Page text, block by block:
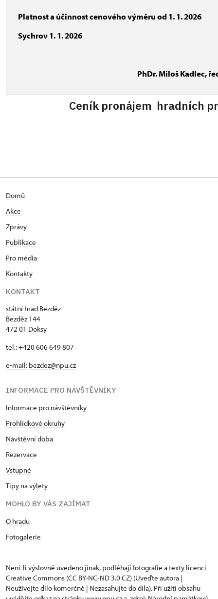
Ceník pronájem hradních
Platnost a účinnost cenového výměru od 1. 1. 2026
Sychrov 1. 1. 2026
PhDr. Miloš Kadlec, ředitel
Domů
Akce
Zprávy
Publikace
Pro média
Kontakty
KONTAKT
státní hrad Bezděz
Bezděz 144
472 01 Doksy
tel.: +420 606 649 807
e-mail: bezdez@npu.cz
INFORMACE PRO NÁVŠTĚVNÍKY
Informace pro návštěvníky
Prohlídkové okruhy
Návštěvní doba
Rezervace
Vstupné
Tipy na výlety
MOHLO BY VÁS ZAJÍMAT
O hradu
Fotogalerie
Není-li výslovně uvedeno jinak, podléhají fotografie a texty licenci
Creative Commons (CC BY-NC-ND 3.0 CZ) (Uveďte autora |
Neužívejte dílo komerčně | Nezasahujte do díla). Při užití obsahu